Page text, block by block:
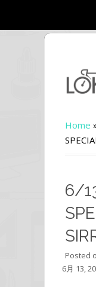
Home
6/
Posted
6月 13,